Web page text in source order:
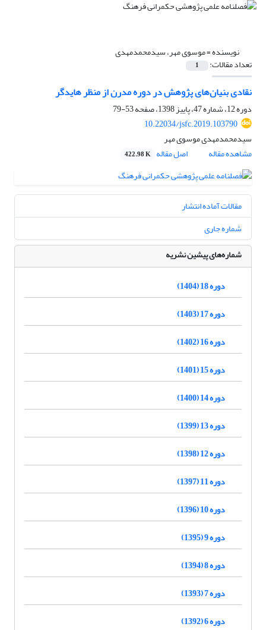
نویسنده =موسوی مهر، سیدمحمدمهدی
تعداد مقالات: 1
نقادی بنیان‌‌های پژوهش در دوره مدرن از منظر هایدگر
دوره 12، شماره 47، پاییز 1398، صفحه
53-79
10.22034/jsfc.2019.103790
سیدمحمدمهدی موسوی مهر
مشاهده مقاله
اصل مقاله 422.98 K
مقالات آماده انتشار
شماره جاری
شماره‌های پیشین نشریه
دوره 18 (1404)
دوره 17 (1403)
دوره 16 (1402)
دوره 15 (1401)
دوره 14 (1400)
دوره 13 (1399)
دوره 12 (1398)
دوره 11 (1397)
دوره 10 (1396)
دوره 9 (1395)
دوره 8 (1394)
دوره 7 (1393)
دوره 6 (1392)